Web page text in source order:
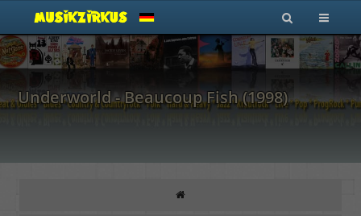
Underworld - Beaucoup Fish (1998)